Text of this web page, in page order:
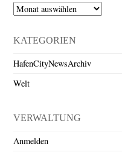
Archiv
KATEGORIEN
HafenCityNewsArchiv
Welt
VERWALTUNG
Anmelden